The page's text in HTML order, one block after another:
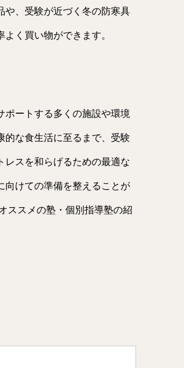
や、受験が近づく冬の防寒具
く買い物ができます。
ポートする多くの施設や環境
的な食生活に至るまで、受験
レスを和らげるための最適な
向けての準備を整えることが
ススメの塾・個別指導塾の紹